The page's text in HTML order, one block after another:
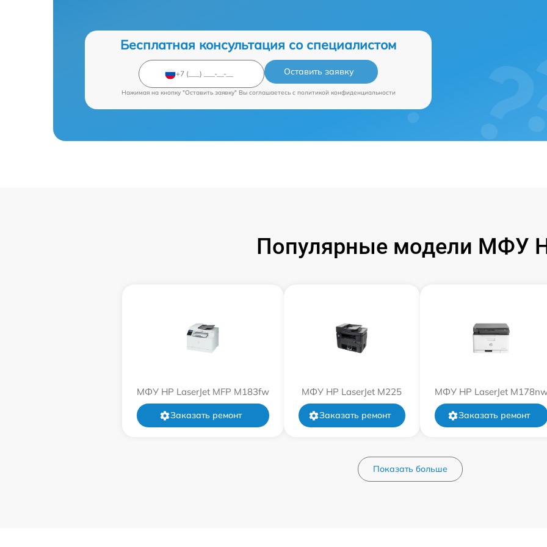
Бесплатная консультация со специалистом
Оставить заявку
Нажимая на кнопку "Оставить заявку" Вы соглашаетесь c политикой конфиденциальности
Популярные модели МФУ
МФУ HP LaserJet MFP M183fw
Заказать ремонт
МФУ HP LaserJet M225
Заказать ремонт
МФУ HP LaserJet
Заказать ремонт
Показать больше